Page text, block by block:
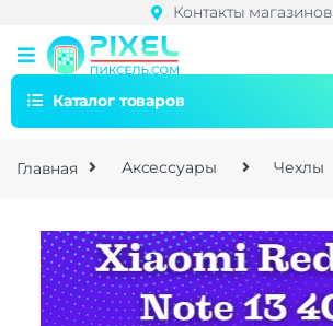
Контакты магазинов
Каталог товаров
Главная Аксессуары Чехлы